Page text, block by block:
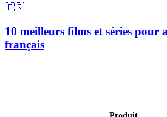
🇫🇷
10 meilleurs films et séries pour
français